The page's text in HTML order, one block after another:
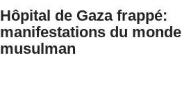
Hôpital de Gaza frappé:
manifestations du monde
musulman